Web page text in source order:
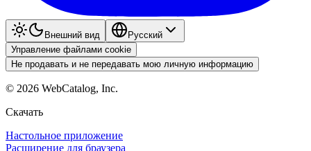
Внешний вид
Pyccкий
Управление файлами cookie
Не продавать и не передавать мою личную информацию
© 2026 WebCatalog, Inc.
Скачать
Настольное приложение
Расширение для браузера